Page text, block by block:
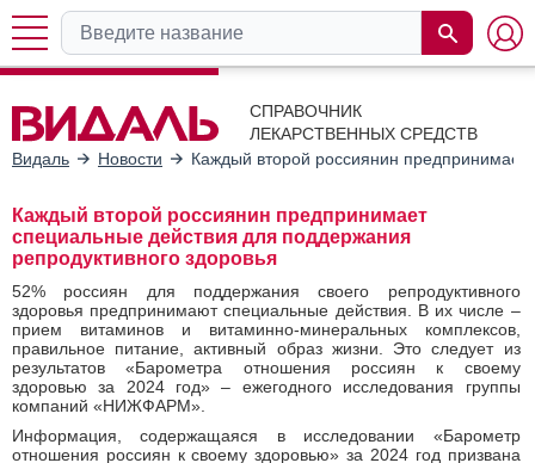
СПРАВОЧНИК
ЛЕКАРСТВЕННЫХ СРЕДСТВ
Видаль
Новости Каждый второй россиянин предпринимает
Каждый второй россиянин предпринимает
специальные действия для поддержания
репродуктивного здоровья
52% россиян для поддержания своего репродуктивного
здоровья предпринимают специальные действия. В их числе –
прием витаминов и витаминно-минеральных комплексов,
правильное питание, активный образ жизни. Это следует из
результатов «Барометра отношения россиян к своему
здоровью за 2024 год» – ежегодного исследования группы
компаний «НИЖФАРМ».
Информация, содержащаяся в исследовании «Барометр
отношения россиян к своему здоровью» за 2024 год призвана